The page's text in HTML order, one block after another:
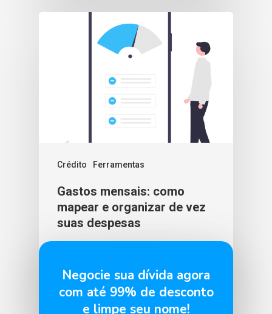
Crédito Ferramentas
Gastos mensais: como
mapear e organizar de vez
suas despesas
Negocie sua dívida agora
com até 99% de desconto
e limpe seu nome!